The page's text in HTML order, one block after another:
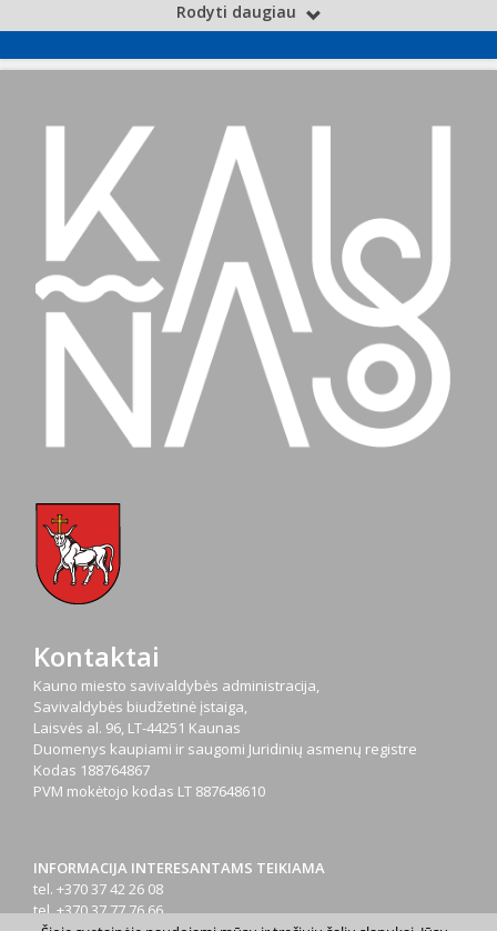
Rodyti daugiau
Kontaktai
Kauno miesto savivaldybės administracija,
Savivaldybės biudžetinė įstaiga,
Laisvės al. 96, LT-44251 Kaunas
Duomenys kaupiami ir saugomi Juridinių asmenų registre
Kodas 188764867
PVM mokėtojo kodas LT 887648610
INFORMACIJA INTERESANTAMS TEIKIAMA
tel. +370 37 42 26 08
tel. +370 37 77 76 66